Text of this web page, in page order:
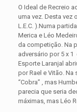
O Ideal de Recreio
uma vez. Desta vez
L.E.C. ).Numa
Merica e Léo
da competição. Na
adversário por 5 x 1
Esporte Laranjal
por Rael e Vitão.
“Cobra” , mas
parecia que seria
máximas, mas Léo